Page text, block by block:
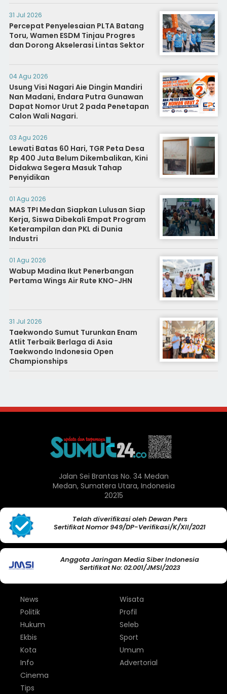
31 Jul 2026
Percepat Penyelesaian PLTA Batang
Toru, Wamen ESDM Tinjau Progres
dan Dorong Akselerasi Lintas Sektor
04 Agu 2026
Usung Visi Nagari Aie Dingin Mandiri
Nan Madani, Endara Putra Gunawan
Dapat Nomor Urut 2 pada Penetapan
Calon Wali Nagari.
03 Agu 2026
Lewati Batas 60 Hari, TGR Peta Desa
Rp 400 Juta Belum Dikembalikan, Kini
Didakwa Segera Masuk Tahap
Penyidikan
01 Agu 2026
MAS TPI Medan Siapkan Lulusan Siap
Kerja, Siswa Dibekali Empat Program
Keterampilan dan PKL di Dunia
Industri
01 Agu 2026
Wabup Madina Ikut Penerbangan
Pertama Wings Air Rute KNO-JHN
31 Jul 2026
Taekwondo Sumut Turunkan Enam
Atlit Terbaik Berlaga di Asia
Taekwondo Indonesia Open
Championships
Jalan Sei Brantas No. 34 Medan
Medan, Sumatera Utara, Indonesia
20215
Telah diverifikasi oleh Dewan Pers
Sertifikat Nomor 949/DP-Verifikasi/K/XII/2021
Anggota Jaringan Media Siber Indonesia
Sertifikat No: 02.001/JMSI/2023
News
Politik
Hukum
Ekbis
Kota
Info
Wisata
Profil
Seleb
Sport
Umum
Advertorial
Cinema
Tips